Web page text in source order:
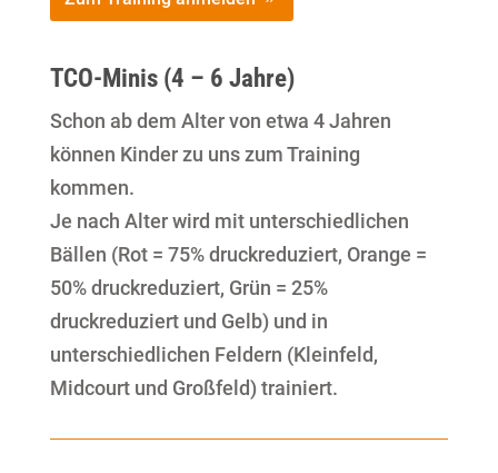
TCO-Minis (4 – 6 Jahre)
Schon ab dem Alter von etwa 4 Jahren
können Kinder zu uns zum Training
kommen.
Je nach Alter wird mit unterschiedlichen
Bällen (Rot = 75% druckreduziert, Orange =
50% druckreduziert, Grün = 25%
druckreduziert und Gelb) und in
unterschiedlichen Feldern (Kleinfeld,
Midcourt und Großfeld) trainiert.